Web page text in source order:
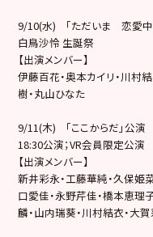
9/10(水) 「ただいま 恋愛中
白鳥沙怜 生誕祭
【出演メンバー】
伊藤百花・奥本カイリ・川村
樹・丸山ひなた
9/11(木) 「ここからだ」公演
18:30公演；VR会員限定公演
【出演メンバー】
新井彩永・工藤華純・久保姫
口愛佳・永野芹佳・橋本恵理
麟・山内瑞葵・川村結衣・大